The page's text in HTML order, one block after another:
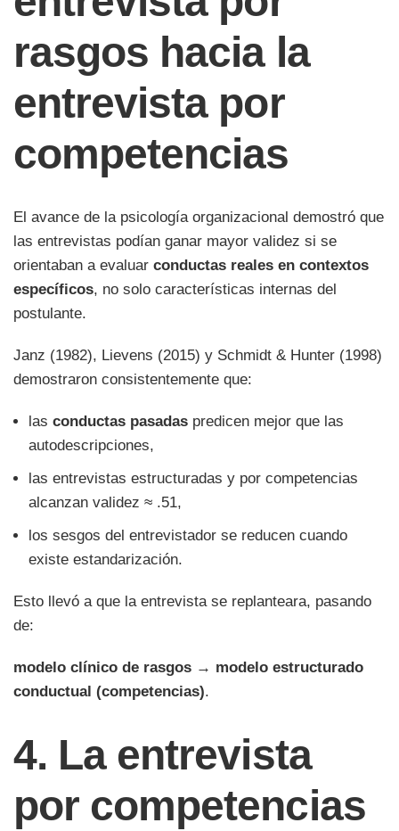
rasgos hacia la
entrevista por
competencias
El avance de la psicología organizacional demostró que
las entrevistas podían ganar mayor validez si se
orientaban a evaluar conductas reales en contextos
específicos, no solo características internas del
postulante.
Janz (1982), Lievens (2015) y Schmidt & Hunter (1998)
demostraron consistentemente que:
las conductas pasadas predicen mejor que las
autodescripciones,
las entrevistas estructuradas y por competencias
alcanzan validez ≈ .51,
los sesgos del entrevistador se reducen cuando
existe estandarización.
Esto llevó a que la entrevista se replanteara, pasando
de:
modelo clínico de rasgos → modelo estructurado
conductual (competencias).
4. La entrevista
por competencias